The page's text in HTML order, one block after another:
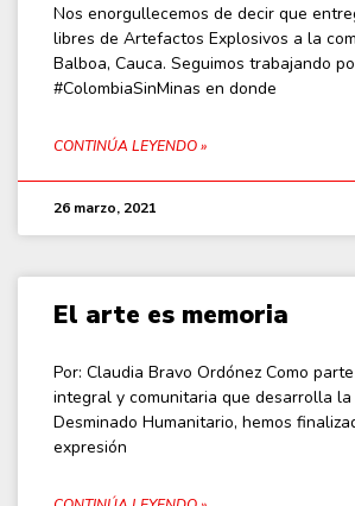
Nos enorgullecemos de decir que
libres de Artefactos Explosivos a la
Balboa, Cauca. Seguimos trabajando
#ColombiaSinMinas en donde
CONTINÚA LEYENDO »
26 marzo, 2021
El arte es memoria
Por: Claudia Bravo Ordónez Como
integral y comunitaria que desarrolla la
Desminado Humanitario, hemos
expresión